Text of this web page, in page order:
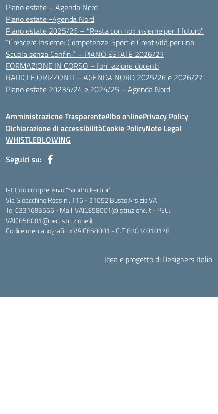
Piano estate – Agenda Nord
Piano estate -Agenda Nord
Piano estate 2025/26 – “Resta con noi: insieme per il futuro”
“Crescere Insieme: Competenze, Sport e Creatività per una
Scuola senza Confini” – PIANO ESTATE 2026/27
FORMAZIONE IN CORSO – formazione docenti
RADICI E ORIZZONTI – AGENDA NORD 2025/26 e 2026/27
Piano estate 20234/24 e 2024/25 – Agenda Nord
Amministrazione TrasparenteAlbo onlinePrivacy Policy
Dichiarazione di accessibilitàCookie PolicyNote Legali
WHISTLEBLOWING
Seguici su:
Istituto comprensivo "Sandro Pertini"
Via Gioacchino Rossini. 115 - 21052 Busto Arsizio VA
Tel 0331683555 - Mail: VAIC858001@istruzione.it - PEC:
VAIC858001@pec.istruzione.it
Codice meccanografico: VAIC858001 - C.F. 81014010128
Idea e progetto di Designers Italia